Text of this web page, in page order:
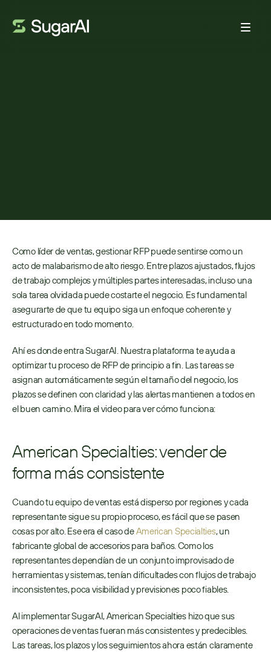
Como líder de ventas, gestionar RFP puede sentirse como un
acto de malabarismo de alto riesgo. Entre plazos ajustados, flujos
de trabajo complejos y múltiples partes interesadas, incluso una
sola tarea olvidada puede costarte el negocio. Es fundamental
asegurarte de que tu equipo siga un enfoque coherente y
estructurado en todo momento.
Ahí es donde entra SugarAI. Nuestra plataforma te ayuda a
optimizar tu proceso de RFP de principio a fin. Las tareas se
asignan automáticamente según el tamaño del negocio, los
plazos se definen con claridad y las alertas mantienen a todos en
el buen camino. Mira el video para ver cómo funciona:
American Specialties: vender de
forma más consistente
Cuando tu equipo de ventas está disperso por regiones y cada
representante sigue su propio proceso, es fácil que se pasen
cosas por alto. Ese era el caso de American Specialties, un
fabricante global de accesorios para baños. Como los
representantes dependían de un conjunto improvisado de
herramientas y sistemas, tenían dificultades con flujos de trabajo
inconsistentes, poca visibilidad y previsiones poco fiables.
Al implementar SugarAI, American Specialties hizo que sus
operaciones de ventas fueran más consistentes y predecibles.
Las tareas, los plazos y los seguimientos ahora están claramente